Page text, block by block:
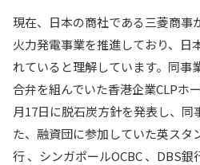
現在、日本の商社である三菱商事
火力発電事業を推進しており、日
れていると理解しています。同事
合弁を組んでいた香港企業CLPホ
月17日に脱石炭方針を発表し、同
た、融資団に参加していた英スタ
行 、シンガポールOCBC 、DBS